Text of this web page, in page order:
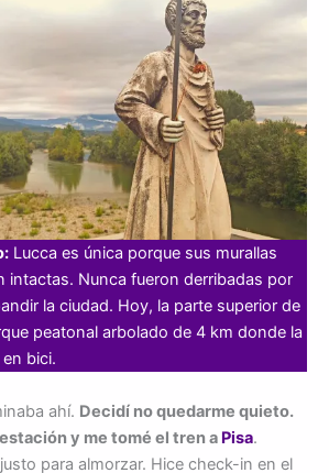
Lucca es única porque sus murallas
intactas. Nunca fueron derribadas por
la ciudad. Hoy, la parte superior de
peatonal arbolado de 4 km donde la
bici.
ahí. Decidí no quedarme quieto.
y me tomé el tren a Pisa.
para almorzar. Hice check-in en el